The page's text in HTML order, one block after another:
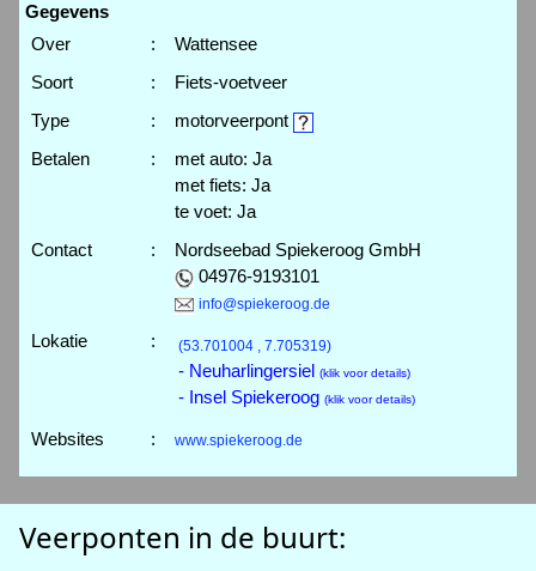
Gegevens
Over
:
Wattensee
Soort
:
Fiets-voetveer
Type
:
motorveerpont
Betalen
:
met auto: Ja
met fiets: Ja
te voet: Ja
Contact
:
Nordseebad Spiekeroog GmbH
04976-9193101
info@spiekeroog.de
Lokatie : (53.701004 , 7.705319)
- Neuharlingersiel (klik voor details)
- Insel Spiekeroog (klik voor details)
Websites : www.spiekeroog.de
Veerponten in de buurt: